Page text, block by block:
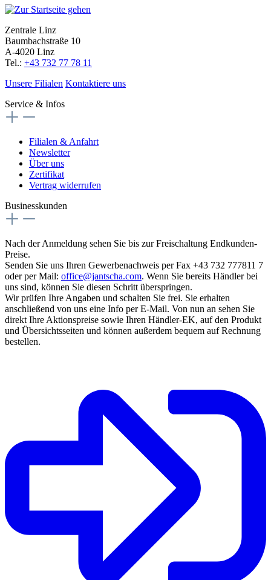
Zentrale Linz
Baumbachstraße 10
A-4020 Linz
Tel.: +43 732 77 78 11
Unsere Filialen Kontaktiere uns
Service & Infos
Filialen & Anfahrt
Newsletter
Über uns
Zertifikat
Vertrag widerrufen
Businesskunden
Nach der Anmeldung sehen Sie bis zur Freischaltung Endkunden-
Preise.
Senden Sie uns Ihren Gewerbenachweis per Fax +43 732 777811 7
oder per Mail: office@jantscha.com. Wenn Sie bereits Händler bei
uns sind, können Sie diesen Schritt überspringen.
Wir prüfen Ihre Angaben und schalten Sie frei. Sie erhalten
anschließend von uns eine Info per E-Mail. Von nun an sehen Sie
direkt Ihre Aktionspreise sowie Ihren Händler-EK, auf den Produkt
und Übersichtsseiten und können außerdem bequem auf Rechnung
bestellen.